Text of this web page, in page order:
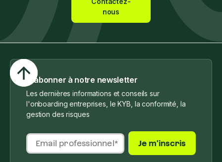
nous
S'abonner à notre newsletter
Les dernières informations et conseils sur
l'onboarding entreprises, le KYB, la conformité, la
gestion des risques